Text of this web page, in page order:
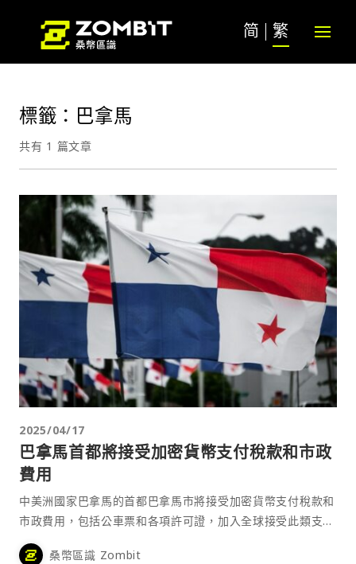
简 繁
標籤：巴拿馬
共有 1 篇文章
2025/04/17
巴拿馬首都將接受加密貨幣支付稅款和市政
費用
中美洲國家巴拿馬的首都巴拿馬市將接受加密貨幣支付稅款和
市政費用，包括公車票和各項許可證，加入全球接受此類支付
桑幣區識 Zombit